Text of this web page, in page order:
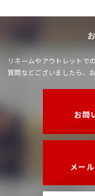
リネームやアウトレットで
質問などございましたら、
お問
メー